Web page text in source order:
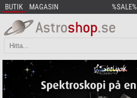
BUTIK MAGASIN %SALE%